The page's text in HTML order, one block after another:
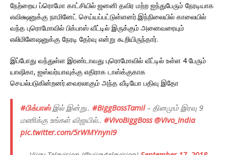
நேற்றைய ப்ரொமோ காட்சியில் ஜனனி தவிர மற்ற ஐந்துபேரும் நேரடியாக
எவிக்ஷனுக்கு நாமினேட் செய்யப்பட்டுள்ளனர்.இந்நிலையில் காலையில்
வந்த புரொமோவில் பிக்பாஸ் வீட்டில் இருக்கும் அனைவரையும்
எலிமினேஷனுக்கு நேரடி தேர்வு என்று கூறியிருந்தார்.
இப்போது வந்துள்ள இரண்டாவது புரொமோவில் வீட்டில் உள்ள 4 பேரும்
யாஷிகா, ஐஸ்வர்யாவுக்கு எதிராக டாஸ்க்குகாக
செயல்படுகின்றனர்.வைரலாகும் அந்த வீடியோ பதிவு இதோ
#பிக்பாஸ்இல் இன்று.. #BiggBossTamil– தினமும் இரவு 9
மணிக்கு உங்கள் விஜயில்.. #VivoBiggBoss @Vivo_India
pic.twitter.com/5rWMYnynI9